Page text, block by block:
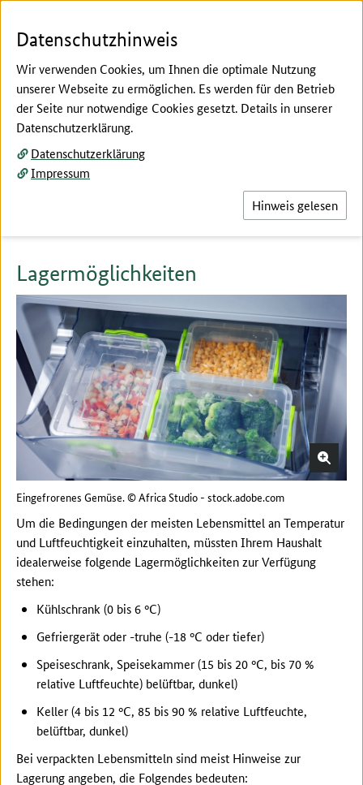
Hier beginnt der Hauptinhalt dieser Seite
So können Lebensmittel
Empfehlungen & Tipps
Lagermöglichkeiten
Eingefrorenes Gemüse. © Africa Studio - stock.adobe.com
Um die Bedingungen der meisten Lebensmittel an Temperatur
und Luftfeuchtigkeit einzuhalten, müssten Ihrem Haushalt
idealerweise folgende Lagermöglichkeiten zur Verfügung
stehen:
Kühlschrank (0 bis 6 °C)
Gefriergerät oder -truhe (-18 °C oder tiefer)
Speiseschrank, Speisekammer (15 bis 20 °C, bis 70 %
relative Luftfeuchte) belüftbar, dunkel)
Keller (4 bis 12 °C, 85 bis 90 % relative Luftfeuchte,
belüftbar, dunkel)
Bei verpackten Lebensmitteln sind meist Hinweise zur
Lagerung angeben, die Folgendes bedeuten:
Datenschutzhinweis
Wir verwenden Cookies, um Ihnen die optimale Nutzung
unserer Webseite zu ermöglichen. Es werden für den Betrieb
der Seite nur notwendige Cookies gesetzt. Details in unserer
Datenschutzerklärung.
Datenschutzerklärung
Impressum
Hinweis gelesen